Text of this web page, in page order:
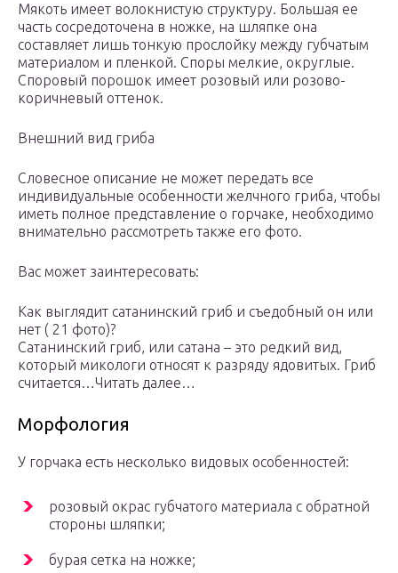
Мякоть имеет волокнистую структуру. Большая ее
часть сосредоточена в ножке, на шляпке она
составляет лишь тонкую прослойку между губчатым
материалом и пленкой. Споры мелкие, округлые.
Споровый порошок имеет розовый или розово-
коричневый оттенок.
Внешний вид гриба
Словесное описание не может передать все
индивидуальные особенности желчного гриба, чтобы
иметь полное представление о горчаке, необходимо
внимательно рассмотреть также его фото.
Вас может заинтересовать:
Как выглядит сатанинский гриб и съедобный он или
нет ( 21 фото)?
Сатанинский гриб, или сатана – это редкий вид,
который микологи относят к разряду ядовитых. Гриб
считается…Читать далее…
Морфология
У горчака есть несколько видовых особенностей:
розовый окрас губчатого материала с обратной
стороны шляпки;
бурая сетка на ножке;